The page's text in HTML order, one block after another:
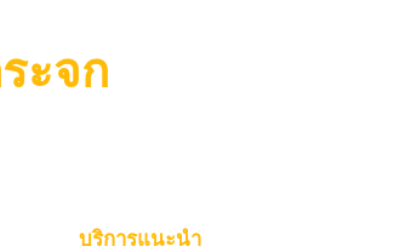
ะจก
บริการแนะนำ